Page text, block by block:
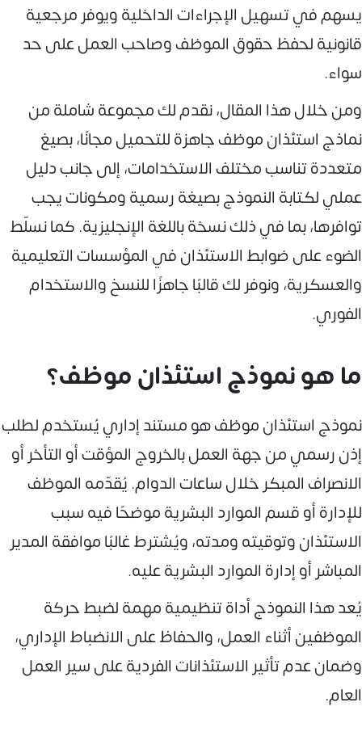
يسهم في تسهيل الإجراءات الداخلية ويوفر مرجعية
قانونية لحفظ حقوق الموظف وصاحب العمل على حد
سواء.
ومن خلال هذا المقال، نقدم لك مجموعة شاملة من
نماذج استئذان موظف جاهزة للتحميل مجانًا، بصيغ
متعددة تناسب مختلف الاستخدامات، إلى جانب دليل
عملي لكتابة النموذج بصيغة رسمية ومكونات يجب
توافرها، بما في ذلك نسخة باللغة الإنجليزية. كما نسلّط
الضوء على ضوابط الاستئذان في المؤسسات التعليمية
والعسكرية، ونوفر لك قالبًا جاهزًا للنسخ والاستخدام
الفوري.
ما هو نموذج استئذان موظف؟
نموذج استئذان موظف هو مستند إداري يُستخدم لطلب
إذن رسمي من جهة العمل بالخروج المؤقت أو التأخر أو
الانصراف المبكر خلال ساعات الدوام. يُقدّمه الموظف
للإدارة أو قسم الموارد البشرية موضحًا فيه سبب
الاستئذان وتوقيته ومدته، ويُشترط غالبًا موافقة المدير
المباشر أو إدارة الموارد البشرية عليه.
يُعد هذا النموذج أداة تنظيمية مهمة لضبط حركة
الموظفين أثناء العمل، والحفاظ على الانضباط الإداري،
وضمان عدم تأثير الاستئذانات الفردية على سير العمل
العام.